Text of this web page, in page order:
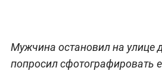
Мужчина остановил на улице
попросил сфотографировать